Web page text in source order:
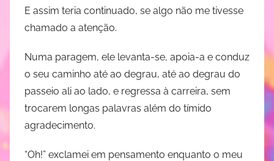
E assim teria continuado, se algo não me tivesse
chamado a atenção.
Numa paragem, ele levanta-se, apoia-a e conduz
o seu caminho até ao degrau, até ao degrau do
passeio ali ao lado, e regressa à carreira, sem
trocarem longas palavras além do tímido
agradecimento.
“Oh!” exclamei em pensamento enquanto o meu